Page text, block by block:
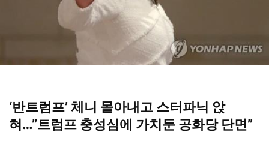
‘반트럼프’ 체니 몰아내고 스터파닉 앉
혀…”트럼프 충성심에 가치둔 공화당 단면”